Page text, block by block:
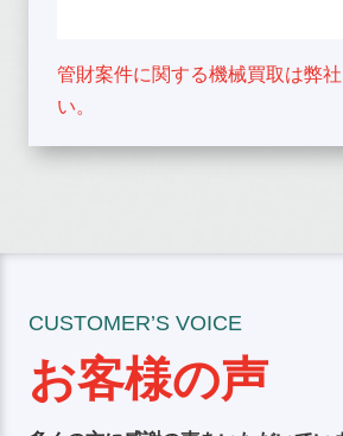
管財案件に関する機械買取は弊
い。
CUSTOMER’S VOICE
お客様の声